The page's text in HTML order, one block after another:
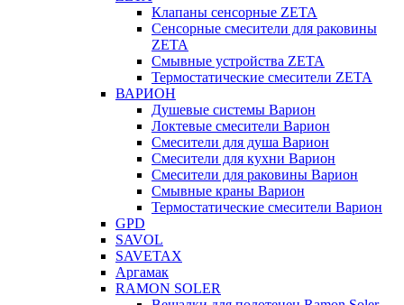
Клапаны сенсорные ZETA
Сенсорные смесители для раковины
ZETA
Смывные устройства ZETA
Термостатические смесители ZETA
ВАРИОН
Душевые системы Варион
Локтевые смесители Варион
Смесители для душа Варион
Смесители для кухни Варион
Смесители для раковины Варион
Смывные краны Варион
Термостатические смесители Варион
GPD
SAVOL
SAVETAX
Аргамак
RAMON SOLER